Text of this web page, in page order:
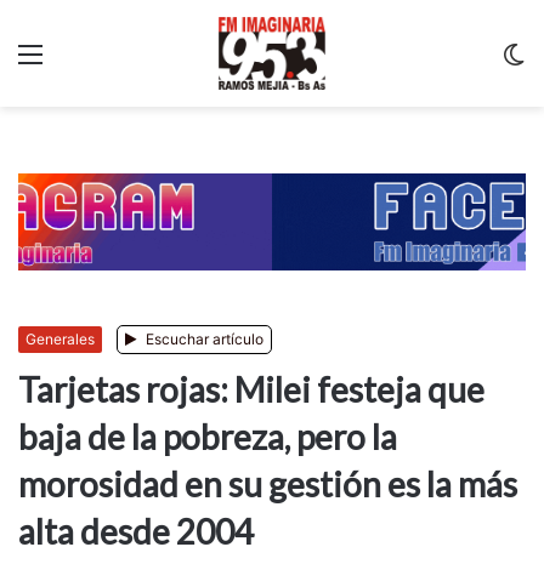
Generales Escuchar artículo
Tarjetas rojas: Milei festeja que
baja de la pobreza, pero la
morosidad en su gestión es la más
alta desde 2004